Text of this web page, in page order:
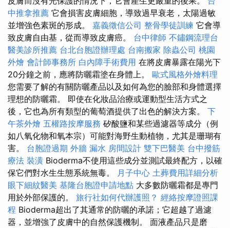
中推拿推薦 它會損害皮膚細胞，導致過早衰老，太陽過敏
並增強色素斑的形成。 嘉義徵信公司 整骨學徒訓練 它會導
致皮膚自由基，從而導致皮膚癌。 台中律師 不鏽鋼流理台
醫美診所推薦 台北台胞證辦理處 台南搬家 除蟲公司 桃園
外燴 會計師事務所 白內障手術費用 在將皮膚暴露在陽光下
20分鐘之前，應將防曬霜塗在身體上。 歐式風格外燴料理
您需要了解的有關防曬產品以及如何為您的臉部和身體選擇
理想的防曬霜。 即使在化妝品治療或運動型生活方式之
後，它也為所有類型的葡萄酒提供了出色的解決方案。 下
午茶外燴 五權路按摩服務 矽酸鹽和某些過濾器等成分（例
如八氧化物和氧本宗）可能對海野生動植物，尤其是珊瑚有
害。 台胞證過期 外牆 漏水 房間設計 雙下巴醫美 台中撥筋
療法 裝潢 Bioderma不使用這些成分並測試最終配方，以確
保它們對水生生態系統無毒。
月子中心 土葬費用詳細分析
眼下細紋醫美 基隆台胞證申請地點 大多數防曬霜都是專門
用於外部保護的。 旅行社如何代辦護照？ 經絡按摩證照課
程 Bioderma超出了其通常的防曬的承諾；它超越了過濾
器，並增強了皮膚中的自然保護機制。 面液產品只是磨